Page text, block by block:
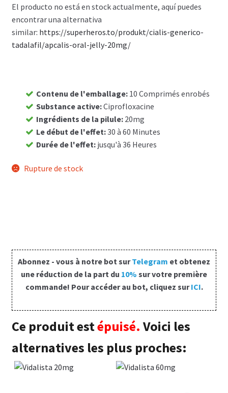
Panier
Conditions
Méthodes d’expédition
Modes de paiement
Questions fréquemment posées
Sorties
El producto no está en stock actualmente, aquí puedes
encontrar una alternativa
similar: https://superheros.to/produkt/cialis-generico-
tadalafil/apcalis-oral-jelly-20mg/
Contenu de l'emballage: 10 Comprimés enrobés
Substance active:Ciprofloxacine
Ingrédients de la pilule: 20mg
Le début de l'effet:30 à 60 Minutes
Durée de l'effet: jusqu'à 36 Heures
Rupture de stock
Abonnez - vous à notre bot surTelegram et obtenez
une réduction de la part du 10% sur votre première
commande! Pour accéder au bot, cliquez surICI.
Ce produit estépuisé. Voici les
alternatives les plus proches: